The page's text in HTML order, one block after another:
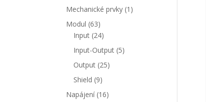
produkt
Mechanické prvky 1 1
Modul 6363
produktů
Input 2424
produktů
Input-Output 55
Output 2525
Shield 99
produktů
Napájení 1616